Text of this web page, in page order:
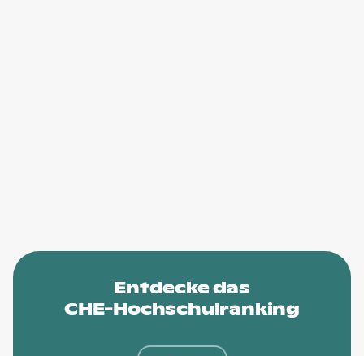
Entdecke das
CHE-Hochschulranking